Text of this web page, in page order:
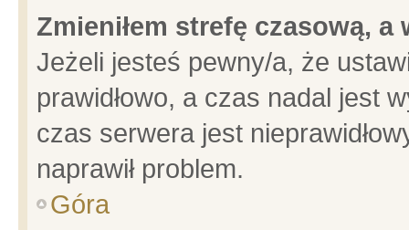
Zmieniłem strefę czasową,
Jeżeli jesteś pewny/a, że
prawidłowo, a czas nadal jest
czas serwera jest
naprawił problem.
Góra